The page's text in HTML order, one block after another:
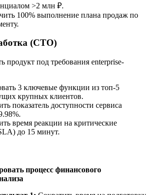
>2 млн ₽.
100% выполнение плана продаж по
(CTO)
продукт под требования enterprise-
3 ключевые функции из топ-5
крупных клиентов.
показатель доступности сервиса
время реакции на критические
до 15 минут.
процесс финансового